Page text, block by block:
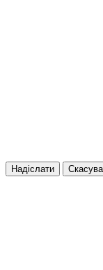
Надіслати